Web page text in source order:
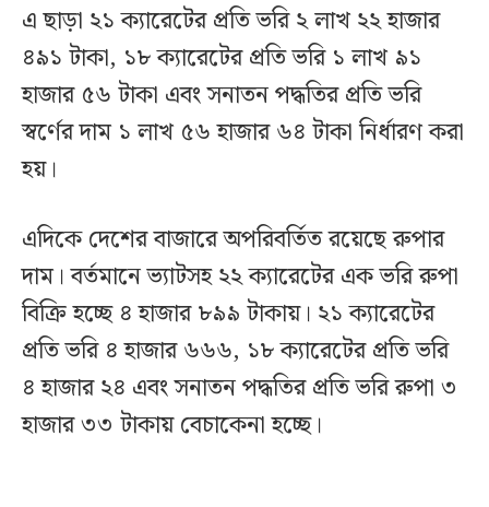
এ ছাড়া ২১ ক্যারেটের প্রতি ভরি ২ লাখ ২২ হাজার
৪৯১ টাকা, ১৮ ক্যারেটের প্রতি ভরি ১ লাখ ৯১
হাজার ৫৬ টাকা এবং সনাতন পদ্ধতির প্রতি ভরি
স্বর্ণের দাম ১ লাখ ৫৬ হাজার ৬৪ টাকা নির্ধারণ করা
হয়।
এদিকে দেশের বাজারে অপরিবর্তিত রয়েছে রুপার
দাম। বর্তমানে ভ্যাটসহ ২২ ক্যারেটের এক ভরি রুপা
বিক্রি হচ্ছে ৪ হাজার ৮৯৯ টাকায়। ২১ ক্যারেটের
প্রতি ভরি ৪ হাজার ৬৬৬, ১৮ ক্যারেটের প্রতি ভরি
৪ হাজার ২৪ এবং সনাতন পদ্ধতির প্রতি ভরি রুপা ৩
হাজার ৩৩ টাকায় বেচাকেনা হচ্ছে।